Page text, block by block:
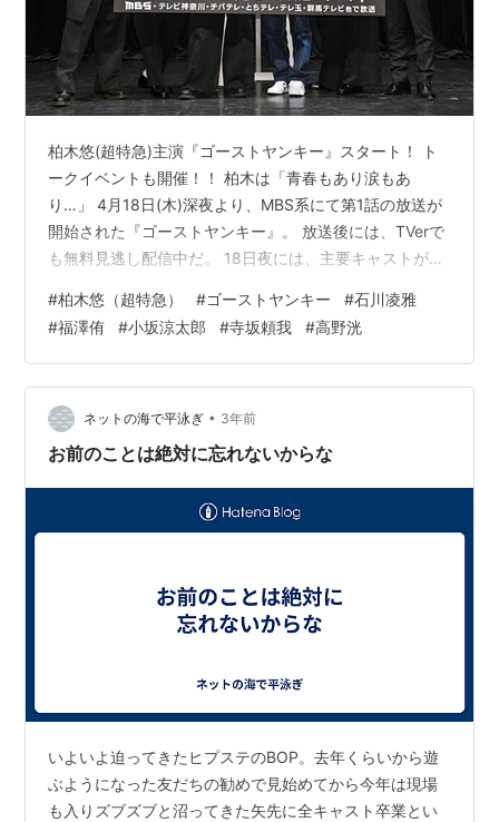
柏木悠(超特急)主演『ゴーストヤンキー』スタート！ ト
ークイベントも開催！！ 柏木は「青春もあり涙もあ
り…」 4月18日(木)深夜より、MBS系にて第1話の放送が
開始された『ゴーストヤンキー』。 放送後には、TVerで
も無料見逃し配信中だ。 18日夜には、主要キャストが登
場！ 東京・池袋のTheater Mixaで行われたイベントに
は、主演の柏木悠（超特急）、共演の石川凌雅、福澤
侑、小坂涼太郎、寺坂頼我、高野洸が出席。 柏木は「台
本を読ませていただいたときは“なんだ？”と（笑）」。
また、「最初にハテナが出てきたんですけど、読み進め
ていくうちに…
#柏木悠（超特急） #ゴーストヤンキー #石川凌雅
#福澤侑 #小坂涼太郎 #寺坂頼我 #高野洸
ネットの海で平泳ぎ • 3年前
お前のことは絶対に忘れないからな
いよいよ迫ってきたヒプステのBOP。去年くらいから遊
ぶようになった友だちの勧めで見始めてから今年は現場
も入りズブズブと沼ってきた矢先に全キャスト卒業とい